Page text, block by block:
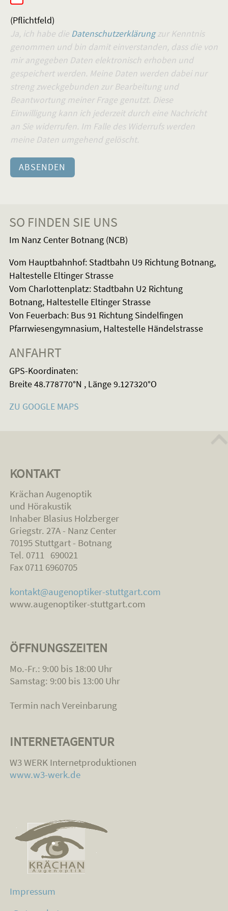
(Pflichtfeld)
Ja, ich habe die Datenschutzerklärungzur Kenntnis
genommen und bin damit einverstanden, dass die von
mir angegeben Daten elektronisch erhoben und
gespeichert werden. Meine Daten werden dabei nur
streng zweckgebunden zur Bearbeitung und
Beantwortung meiner Frage genutzt. Diese
Einwilligung kann ich jederzeit durch eine Nachricht
an Sie widerrufen. Im Falle des Widerrufs werden
meine Daten umgehend gelöscht.
SO FINDEN SIE UNS
Im Nanz Center Botnang (NCB)
Vom Hauptbahnhof: Stadtbahn U9 Richtung Botnang,
Haltestelle Eltinger Strasse
Vom Charlottenplatz: Stadtbahn U2 Richtung
Botnang, Haltestelle Eltinger Strasse
Von Feuerbach: Bus 91 Richtung Sindelfingen
Pfarrwiesengymnasium, Haltestelle Händelstrasse
ANFAHRT
GPS-Koordinaten:
Breite 48.778770°N , Länge 9.127320°O
ZU GOOGLE MAPS
KONTAKT
Krächan Augenoptik
und Hörakustik
Inhaber Blasius Holzberger
Griegstr. 27A - Nanz Center
70195 Stuttgart - Botnang
Tel. 0711 690021
Fax 0711 6960705
kontakt@augenoptiker-stuttgart.com
www.augenoptiker-stuttgart.com
ÖFFNUNGSZEITEN
Mo.-Fr.: 9:00 bis 18:00 Uhr
Samstag: 9:00 bis 13:00 Uhr
Termin nach Vereinbarung
INTERNETAGENTUR
W3 WERK Internetproduktionen
www.w3-werk.de
Impressum